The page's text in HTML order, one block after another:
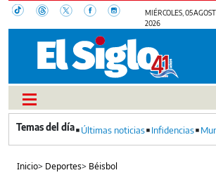
MIÉRCOLES, 05
2026
Últimas noticias Infidencias
Inicio> Deportes> Béisbol